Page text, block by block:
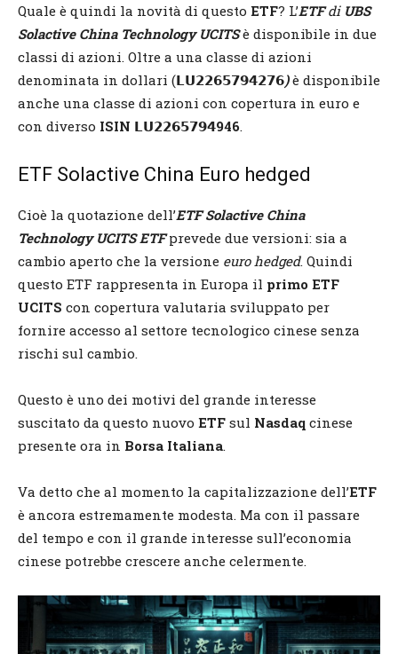
Quale è quindi la novità di questo ETF? L’ETFdi UBS
Solactive China Technology UCITSè disponibile in due
classi di azioni. Oltre a una classe di azioni
denominata in dollari (𝗟𝗨𝟮𝟮𝟲𝟱𝟳𝟵𝟰𝟮𝟳𝟲)è disponibile
anche una classe di azioni con copertura in euro e
con diverso ISIN 𝗟𝗨𝟮𝟮𝟲𝟱𝟳𝟵𝟰946.
ETF Solactive China Euro hedged
Cioè la quotazione dell’ETF Solactive China
Technology UCITS ETFprevede due versioni: sia a
cambio aperto che la versione euro hedged. Quindi
questo ETF rappresenta in Europa il primo ETF
UCITS con copertura valutaria sviluppato per
fornire accesso al settore tecnologico cinese senza
rischi sul cambio.
Questo è uno dei motivi del grande interesse
suscitato da questo nuovo ETF sul Nasdaq cinese
presente ora in Borsa Italiana.
Va detto che al momento la capitalizzazione dell’ETF
è ancora estremamente modesta. Ma con il passare
del tempo e con il grande interesse sull’economia
cinese potrebbe crescere anche celermente.